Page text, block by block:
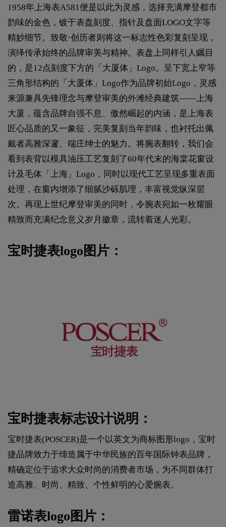
1958年上海表A581便是以此为灵感，选择充满摩登都市
韵味的金色，镀于表盘刻度、指针及盘面LOGO文字等
精妙细节。致敬·创历者则将这一标志性色彩复刻呈现，
演绎传承始终的品牌审美与精神。表盘上同样引人瞩目
的，是12点刻度下方的「大厦体」Logo。呈下宽上窄等
三角形结构的「大厦体」Logo作为品牌初始Logo，灵感
来源兼具先锋理念与摩登审美的外滩经典建筑——上海
大厦，蕴含品牌自强不息、傲然崛起的内涵，是上海表
匠心品质的又一象征，完美复刻当年韵味，也衬托出佩
戴者高雅深邃、端庄绅士的魅力。将腕表翻转，我们会
看到表背以模具油压工艺复刻了60年代末的海棠花窗设
计及毛体「上海」Logo，同时以现代工艺呈现多重表面
处理，在窗内增添了细腻沙砾肌理，丰富视觉纵深层
次。再现上世纪摩登审美的同时，令腕表宛如一枚耀眼
精致而充满纪念意义岁月徽章，流转着迷人光彩。
宝时捷表logo图片：
宝时捷表标志设计说明：
宝时捷表(POSCER)是一个以英文为商标图形logo，宝时
捷品牌致力于缔造属于中华民族的百年国际钟表品牌，
精确定位于追求大众时尚的消费者市场，为不同群体打
造高雅、时尚、精致、个性鲜明的心爱腕表。
雷诺表logo图片：